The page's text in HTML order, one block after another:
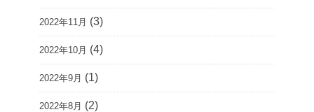
2022年11月 (3)
2022年10月 (4)
2022年9月 (1)
2022年8月 (2)